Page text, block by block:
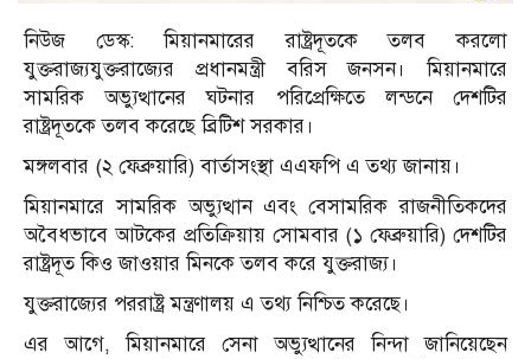
নিউজ ডেস্ক: মিয়ানমারের রাষ্ট্রদূতকে তলব করলো
যুক্তরাজ্যযুক্তরাজ্যের প্রধানমন্ত্রী বরিস জনসন। মিয়ানমারে
সামরিক অভ্যুত্থানের ঘটনার পরিপ্রেক্ষিতে লন্ডনে দেশটির
রাষ্ট্রদূতকে তলব করেছে ব্রিটিশ সরকার।
মঙ্গলবার (২ ফেব্রুয়ারি) বার্তাসংস্থা এএফপি এ তথ্য জানায়।
মিয়ানমারে সামরিক অভ্যুত্থান এবং বেসামরিক রাজনীতিকদের
অবৈধভাবে আটকের প্রতিক্রিয়ায় সোমবার (১ ফেব্রুয়ারি) দেশটির
রাষ্ট্রদূত কিও জাওয়ার মিনকে তলব করে যুক্তরাজ্য।
যুক্তরাজ্যের পররাষ্ট্র মন্ত্রণালয় এ তথ্য নিশ্চিত করেছে।
এর আগে, মিয়ানমারে সেনা অভ্যুত্থানের নিন্দা জানিয়েছেন